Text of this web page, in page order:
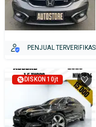
PENJUAL TERVERIFIKASI
DISKON 10jt